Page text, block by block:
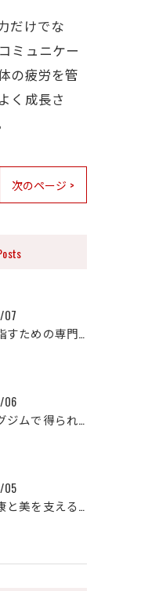
だけでな
ミュニケー
の疲労を管
く成長さ
次のページ >
07
プロを目指すための専門的ボクシング指導法
06
ボクシングジムで得られる効果的なダイエットと体型引き締め法
05
女性の健康と美を支えるボクシングジムの魅力